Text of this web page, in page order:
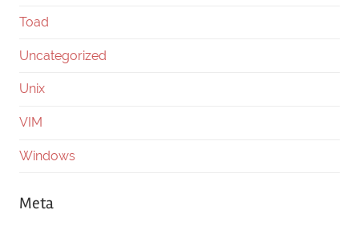
Toad
Uncategorized
Unix
VIM
Windows
Meta